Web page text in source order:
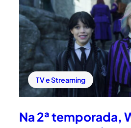
TV e Streaming
Na 2ª temporada,